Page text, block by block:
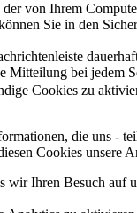
von Ihrem
Sie in den
Mitteilung bei jedem
Cookies zu
die uns -
Cookies unsere
wir Ihren Besuch auf